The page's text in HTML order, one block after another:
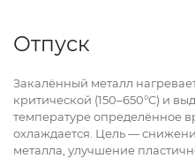
Отпуск
Закалённый металл
критической (150–650°C) и
температуре определённое
охлаждается. Цель —
металла, улучшение